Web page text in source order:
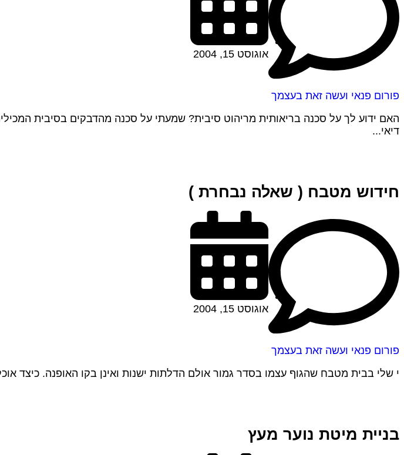
פורום פנאי ועשה זאת בעצמך
אוגוסט 15, 2004
דיאי...
חידוש מטבח ( שאלה נבחרת )
פורום פנאי ועשה זאת בעצמך
אוגוסט 15, 2004
י שלי בבית מטבח שהגוף עצמו בסדר גמור אולם הדלתות ישנות ואינן בקו האופנה. כיצד אוכל לחדש
בניית מיטת נוער מעץ